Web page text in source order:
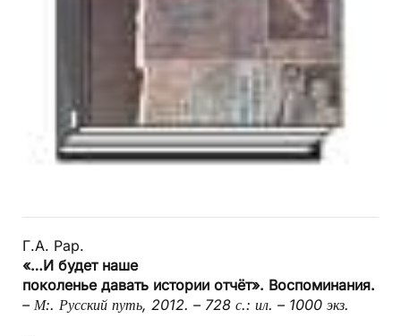
Г.А. Рар.
«…И будет наше
поколенье давать истории отчёт». Воспоминания.
– М:. Русский путь, 2012. – 728 с.: ил. – 1000 экз.